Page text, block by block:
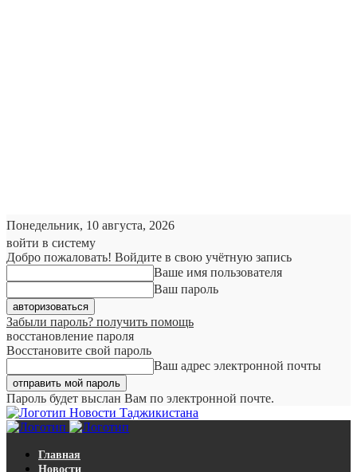
Понедельник, 10 августа, 2026
войти в систему
Добро пожаловать! Войдите в свою учётную запись
Ваше имя пользователя
Ваш пароль
Забыли пароль? получить помощь
восстановление пароля
Восстановите свой пароль
Ваш адрес электронной почты
Пароль будет выслан Вам по электронной почте.
Новости Таджикистана
Главная
Новости